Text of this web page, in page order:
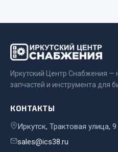
Двери
Окно ветровое
Двигатель
Электрооборудование
Весь раздел
Иркутский Центр Снабжения
запчастей и инструмента для
КОНТАКТЫ
Иркутск, Трактовая улица, 9
sales@ics38.ru